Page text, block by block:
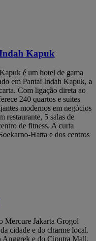
Kapuk
é um hotel de gama
em Pantai Indah Kapuk, a
Com ligação direta ao
240 quartos e suites
modernos em negócios
restaurante, 5 salas de
de fitness. A curta
Hatta e dos centros
Mercure Jakarta Grogol
cidade e do charme local.
Anggrek e do Ciputra Mall,